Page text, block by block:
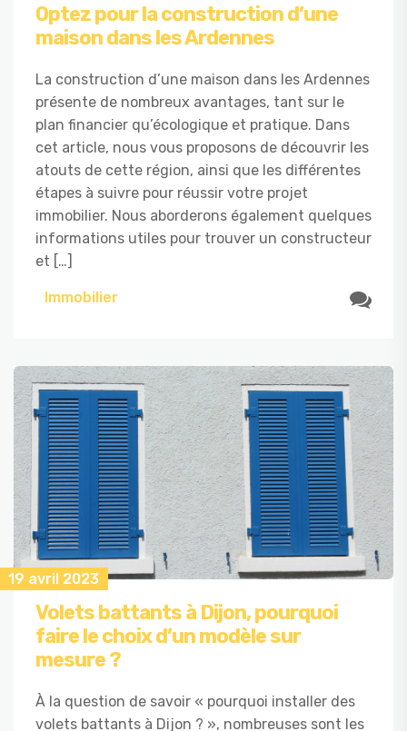
Optez pour la construction d’une
maison dans les Ardennes
La construction d’une maison dans les Ardennes
présente de nombreux avantages, tant sur le
plan financier qu’écologique et pratique. Dans
cet article, nous vous proposons de découvrir les
atouts de cette région, ainsi que les différentes
étapes à suivre pour réussir votre projet
immobilier. Nous aborderons également quelques
informations utiles pour trouver un constructeur
et […]
Immobilier
19 avril 2023
Volets battants à Dijon, pourquoi
faire le choix d’un modèle sur
mesure ?
À la question de savoir « pourquoi installer des
volets battants à Dijon ? », nombreuses sont les